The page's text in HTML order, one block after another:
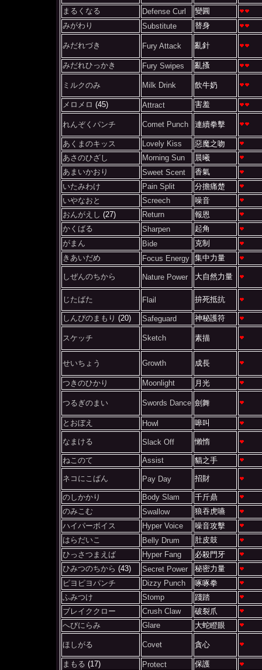
まるくなる Defense Curl
變圓
みがわり
Substitute 替身
みだれづき Fury Attack 亂針
みだれひっかき Fury Swipes 亂搔
ミルクのみ Milk Drink 飲牛奶
メロメロ (45) Attract 害羞
れんぞくパンチ Comet Punch 連續拳擊
あくまのキッス Lovely Kiss
惡魔之吻
あさのひざし
Morning Sun
晨曦
あまいかおり
Sweet Scent
香氣
いたみわけ
Pain Split
分擔痛楚
いやなおと
Screech
噪音
おんがえし (27) Return
報恩
かくばる
Sharpen
起角
がまん
Bide
克制
きあいだめ
Focus Energy 集中力量
しぜんのちから Nature Power 大自然力量
じたばた Flail 拚死抵抗
しんぴのまもり (20) Safeguard 神秘護符
スケッチ Sketch 素描
せいちょう Growth 成長
つきのひかり Moonlight 月光
つるぎのまい Swords Dance 劍舞
とおぼえ Howl 嗥叫
なまける Slack Off 懶惰
ねこのて Assist 貓之手
ネコにこばん Pay Day 招財
のしかかり Body Slam
千斤鼎
のみこむ
Swallow
狼吞虎嚥
ハイパーボイス
Hyper Voice
噪音攻擊
はらだいこ
Belly Drum
肚皮鼓
ひっさつまえば
Hyper Fang
必殺門牙
ひみつのちから (43) Secret Power
秘密力量
ピヨピヨパンチ
Dizzy Punch
啄啄拳
ふみつけ
Stomp
踐踏
ブレイククロー
Crush Claw
破裂爪
へびにらみ
Glare 大蛇瞪眼
ほしがる Covet 貪心
まもる (17) Protect
保護